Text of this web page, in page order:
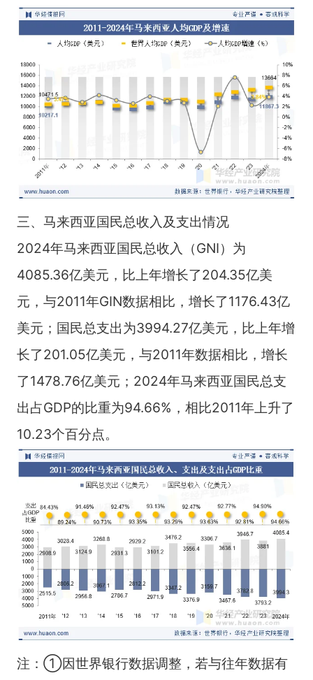
三、马来西亚国民总收入及支出情况
2024年马来西亚国民总收入（GNI）为
4085.36亿美元，比上年增长了204.35亿美
元，与2011年GIN数据相比，增长了1176.43亿
美元；国民总支出为3994.27亿美元，比上年增
长了201.05亿美元，与2011年数据相比，增长
了1478.76亿美元；2024年马来西亚国民总支
出占GDP的比重为94.66%，相比2011年上升了
10.23个百分点。
注：①因世界银行数据调整，若与往年数据有